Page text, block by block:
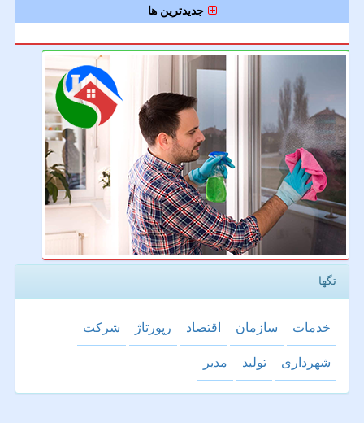
جدیدترین ها
تگها
خدمات سازمان اقتصاد رپورتاژ شركت
شهرداری تولید مدیر